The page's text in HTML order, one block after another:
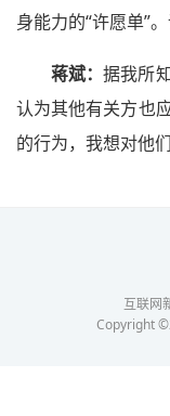
身能力的“许愿单”
蒋斌：据我所
认为其他有关方也
的行为，我想对他
互联网
Copyright ©